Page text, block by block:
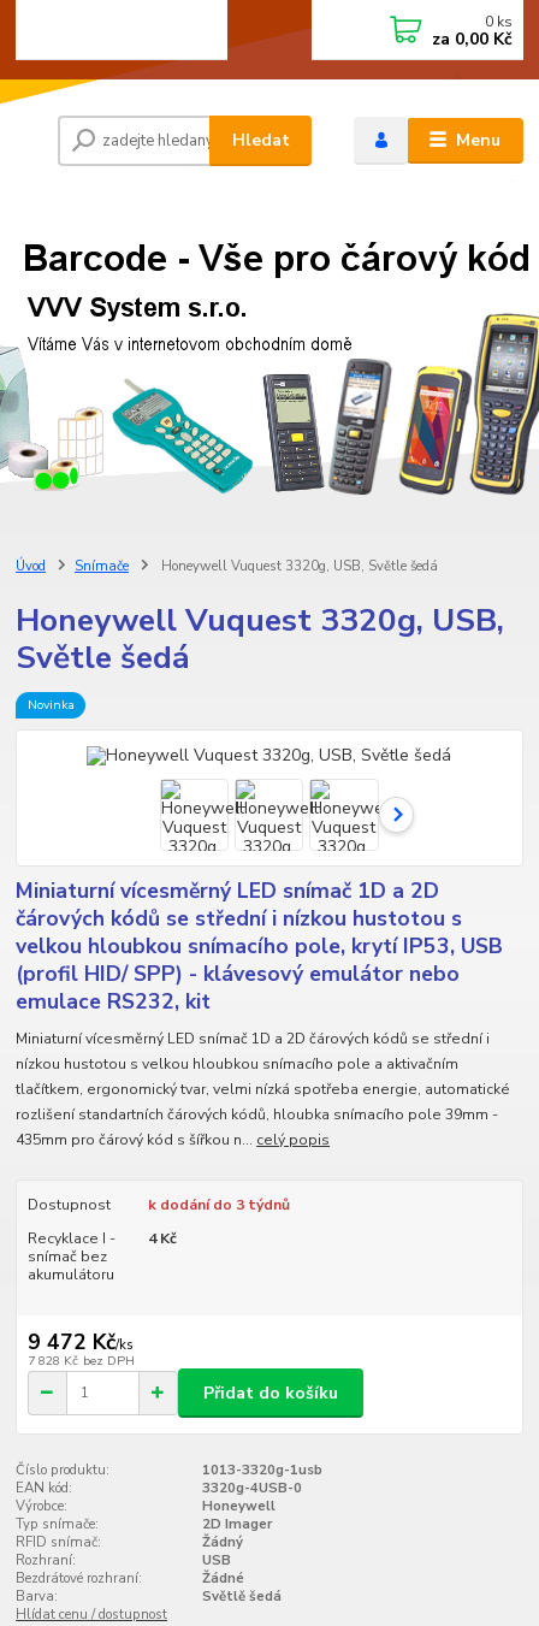
Menu
Hledat
0 ks
za 0,00 Kč
Úvod Snímače Honeywell Vuquest 3320g, USB, Světle šedá
Honeywell Vuquest 3320g, USB,
Světle šedá
Novinka
Miniaturní vícesměrný LED snímač 1D a 2D
čárových kódů se střední i nízkou hustotou s
velkou hloubkou snímacího pole, krytí IP53, USB
(profil HID/ SPP) - klávesový emulátor nebo
emulace RS232, kit
Miniaturní vícesměrný LED snímač 1D a 2D čárových kódů se střední i
nízkou hustotou s velkou hloubkou snímacího pole a aktivačním
tlačítkem, ergonomický tvar, velmi nízká spotřeba energie, automatické
rozlišení standartních čárových kódů, hloubka snímacího pole 39mm -
435mm pro čárový kód s šířkou n... celý popis
Dostupnost
k dodání do 3 týdnů
Recyklace I -
snímač bez
akumulátoru
4 Kč
9 472 Kč/ks
7 828 Kč bez DPH
Přidat do košíku
Číslo produktu:
1013-3320g-1usb
EAN kód:
3320g-4USB-0
Výrobce:
Honeywell
Typ snímače:
2D Imager
RFID snímač:
Žádný
Rozhraní:
USB
Bezdrátové rozhraní:
Žádné
Barva:
Světlě šedá
Hlídat cenu / dostupnost